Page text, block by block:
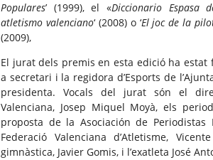
Populares’ (1999), el «Diccionario Espasa
atletismo valenciano‘ (2008) o ‘El joc de la
(2009),
El jurat dels premis en esta edició ha
a secretari i la regidora d’Esports de
presidenta. Vocals del jurat són el
Valenciana, Josep Miquel Moyà, els
proposta de la Asociación de
Federació Valenciana d’Atletisme,
gimnàstica, Javier Gomis, i l’exatleta José